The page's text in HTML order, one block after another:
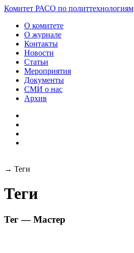
Комитет РАСО по политтехнологиям
О комитете
О журнале
Контакты
Новости
Статьи
Мероприятия
Документы
СМИ о нас
Архив
→ Теги
Теги
Тег — Мастер